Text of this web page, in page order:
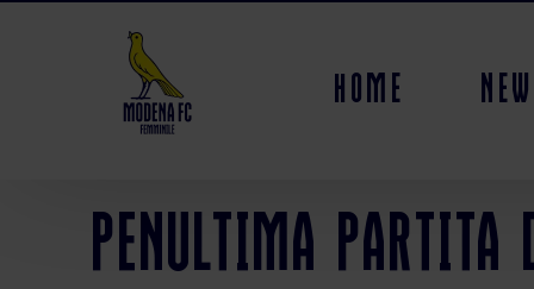
Home
Penultima partita